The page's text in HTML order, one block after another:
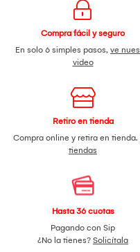
Compra fácil y seguro
En solo 6 simples pasos, ve
video
Retiro en tienda
Compra online y retira en tienda.
tiendas
Hasta 36 cuotas
Pagando con Sip
¿No la tienes? Solicítala